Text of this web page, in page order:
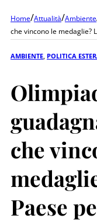
Home/Attualità/Ambiente
che vincono le medaglie?
AMBIENTE POLITICA
che
Paese